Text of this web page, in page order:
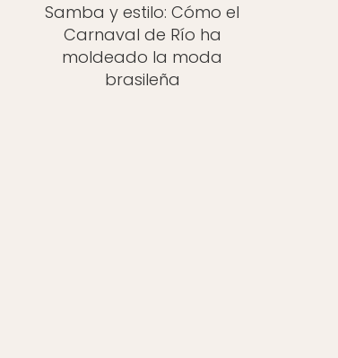
Samba y estilo: Cómo el
Carnaval de Río ha
moldeado la moda
brasileña